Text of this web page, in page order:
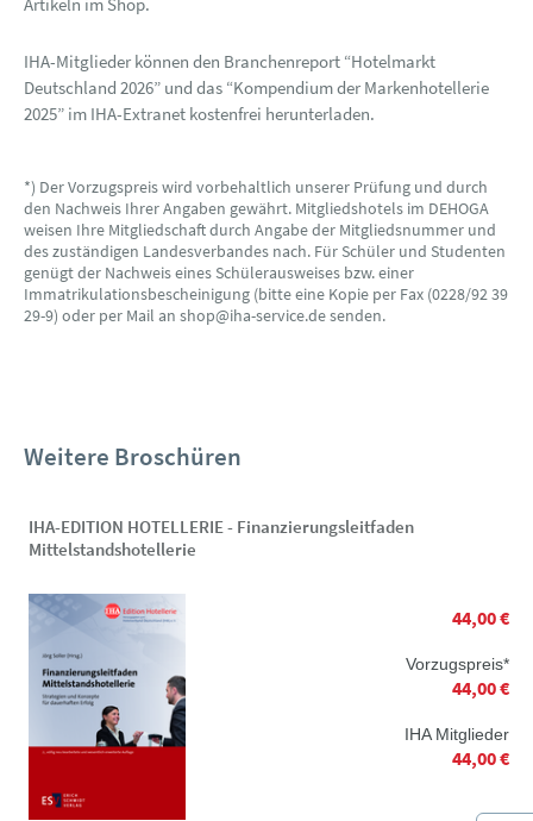
IHA-Mitglieder können den Branchenreport “Hotelmarkt
Deutschland 2026” und das “Kompendium der Markenhotellerie
2025” im IHA-Extranet kostenfrei herunterladen.
*) Der Vorzugspreis wird vorbehaltlich unserer Prüfung und durch
den Nachweis Ihrer Angaben gewährt. Mitgliedshotels im DEHOGA
weisen Ihre Mitgliedschaft durch Angabe der Mitgliedsnummer und
des zuständigen Landesverbandes nach. Für Schüler und Studenten
genügt der Nachweis eines Schülerausweises bzw. einer
Immatrikulationsbescheinigung (bitte eine Kopie per Fax (0228/92 39
29-9) oder per Mail an shop@iha-service.de senden.
Weitere Broschüren
IHA-EDITION HOTELLERIE - Finanzierungsleitfaden
Mittelstandshotellerie
44,00 €
Vorzugspreis*
44,00 €
IHA Mitglieder
44,00 €